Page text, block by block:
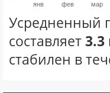
янв фев мар
Усредненный
составляет3.3
стабилен в